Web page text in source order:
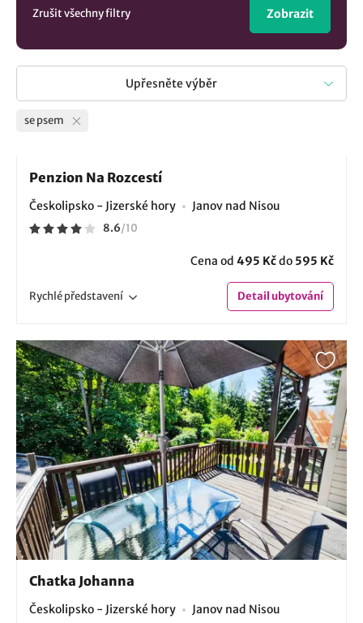
Zrušit všechny filtry Zobrazit
Upřesněte výběr
se psem
Penzion Na Rozcestí
Českolipsko - Jizerské hory Janov nad Nisou
8.6/10
Cena od 495 Kčdo 595 Kč
Rychlépředstavení Detailubytování
Chatka Johanna
Českolipsko - Jizerské hory Janov nad Nisou